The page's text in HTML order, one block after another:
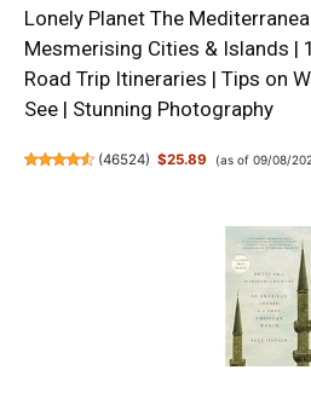
Lonely Planet The
Mesmerising Cities & Islands |
Road Trip Itineraries | Tips on
See | Stunning Photography
(46524) $25.89 (as of 09/08/